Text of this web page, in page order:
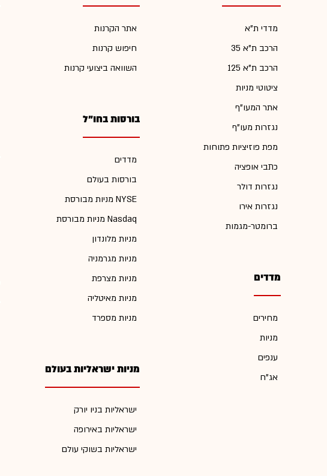
מדדי ת"א
הרכב ת"א 35
הרכב ת"א 125
ציטוטי מניות
אתר המעו"ף
נגזרות מעו"ף
מפת פוזיציות פתוחות
כתבי אופציה
נגזרות דולר
נגזרות אירו
ברומטר-מגמות
מדדים
מחירים
מניות
ענפים
אג"ח
אתר הקרנות
חיפוש קרנות
השוואה ביצועי קרנות
בורסות בחו"ל
מדדים
בורסות בעולם
מניות מבורסת NYSE
מניות מבורסת Nasdaq
מניות מלונדון
מניות מגרמניה
מניות מצרפת
מניות מאיטליה
מניות מספרד
מניות ישראליות בעולם
ישראליות בניו יורק
ישראליות באירופה
ישראליות בשוקי עולם